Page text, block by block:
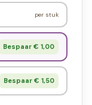
per stuk
Bespaar € 1,00
Bespaar € 1,50